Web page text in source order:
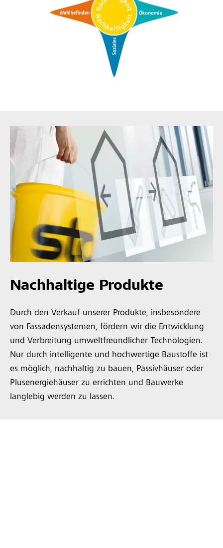
Nachhaltige Produkte
Durch den Verkauf unserer Produkte, insbesondere
von Fassadensystemen, fördern wir die Entwicklung
und Verbreitung umweltfreundlicher Technologien.
Nur durch intelligente und hochwertige Baustoffe ist
es möglich, nachhaltig zu bauen, Passivhäuser oder
Plusenergiehäuser zu errichten und Bauwerke
langlebig werden zu lassen.